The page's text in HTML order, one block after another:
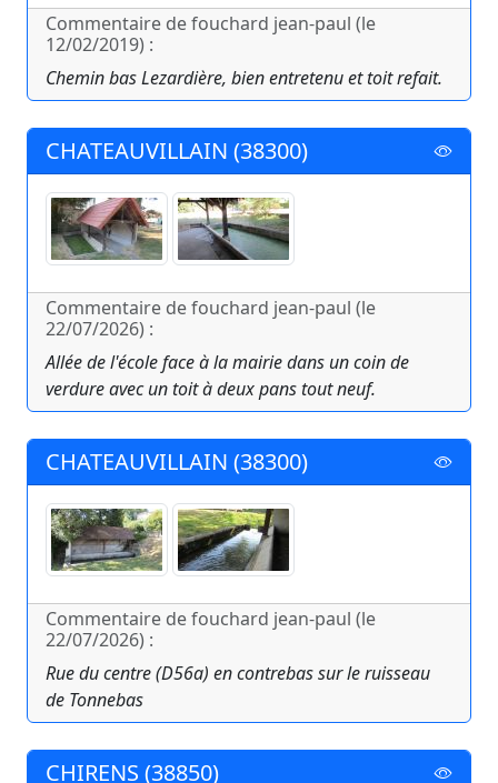
Commentaire de fouchard jean-paul (le
12/02/2019) :
Chemin bas Lezardière, bien entretenu et toit refait.
CHATEAUVILLAIN (38300)
Commentaire de fouchard jean-paul (le
22/07/2026) :
Allée de l'école face à la mairie dans un coin de
verdure avec un toit à deux pans tout neuf.
CHATEAUVILLAIN (38300)
Commentaire de fouchard jean-paul (le
22/07/2026) :
Rue du centre (D56a) en contrebas sur le ruisseau
de Tonnebas
CHIRENS (38850)